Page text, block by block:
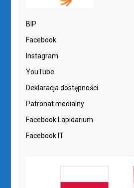
BIP
Facebook
Instagram
YouTube
Deklaracja dostępności
Patronat medialny
Facebook Lapidarium
Facebook IT